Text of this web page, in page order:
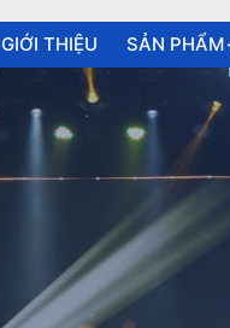
GIỚI THIỆU SẢN PHẨM